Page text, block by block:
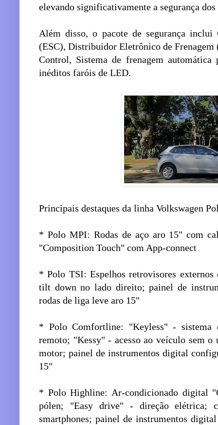
elevando significativamente a segurança dos
Além disso, o pacote de segurança
(ESC), Distribuidor Eletrônico de
Control, Sistema de frenagem
inéditos faróis de LED.
Principais destaques da linha Volkswagen
* Polo MPI: Rodas de aço aro 15" com
"Composition Touch" com App-connect
* Polo TSI: Espelhos retrovisores
tilt down no lado direito; painel de
rodas de liga leve aro 15"
* Polo Comfortline: "Keyless" - sistema
remoto; "Kessy" - acesso ao veículo sem o
motor; painel de instrumentos digital
15"
* Polo Highline: Ar-condicionado digital
pólen; "Easy drive" - direção elétrica;
smartphones; painel de instrumentos